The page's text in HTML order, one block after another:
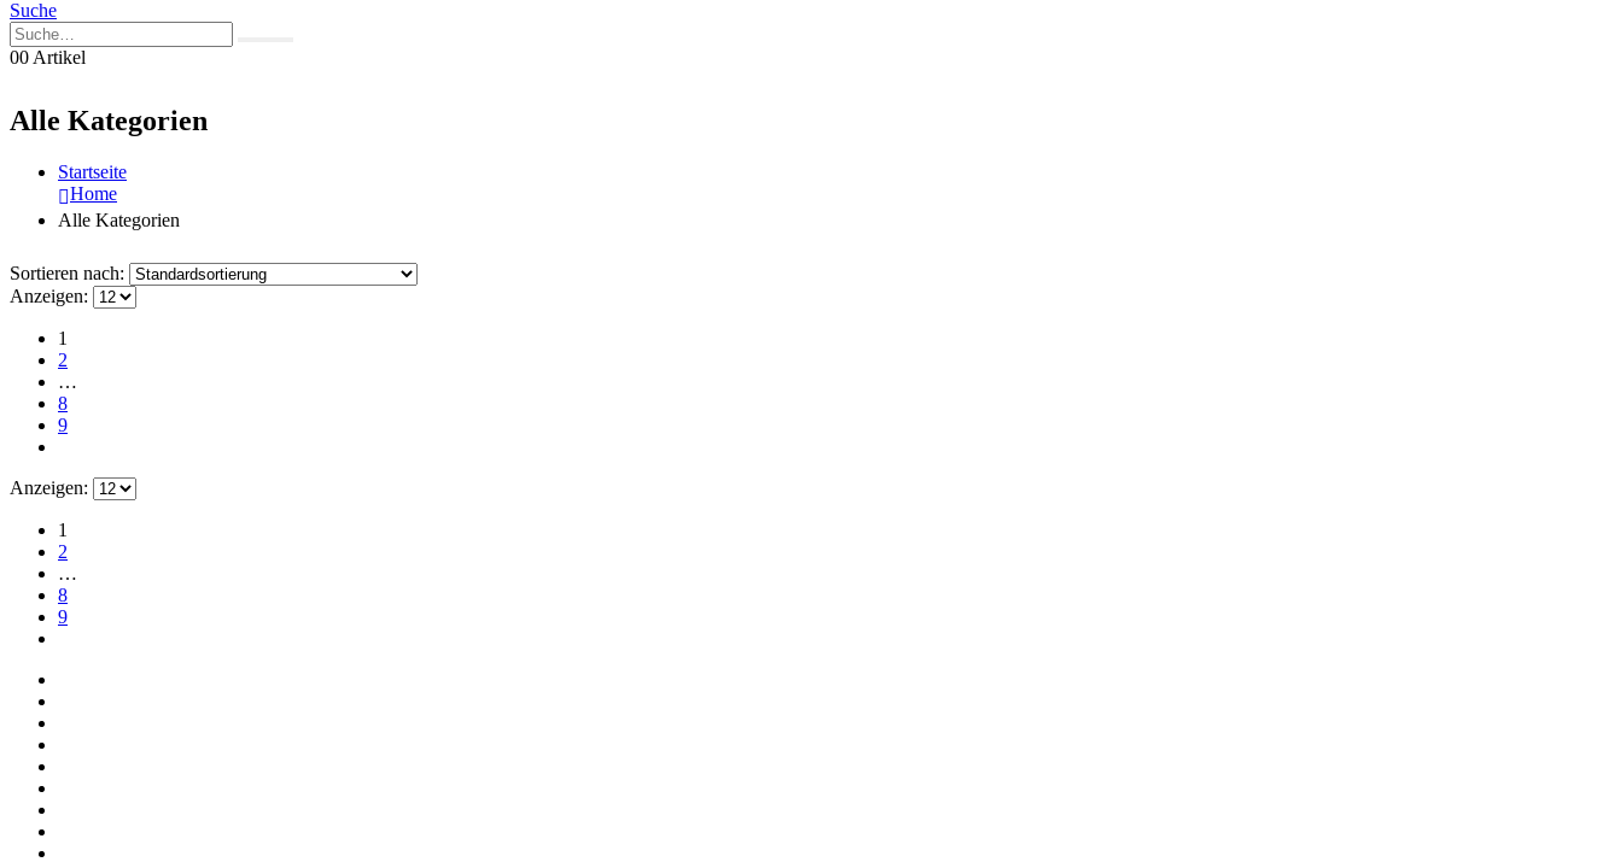
Suche
00 Artikel
Alle Kategorien
Startseite
Home
Alle Kategorien
Sortieren nach:
Anzeigen:
1
2
…
8
9
Anzeigen:
1
2
…
8
9